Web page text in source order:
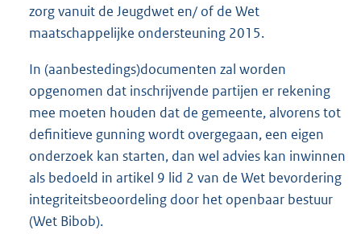
zorg vanuit de Jeugdwet en/ of de Wet
maatschappelijke ondersteuning 2015.
In (aanbestedings)documenten zal worden
opgenomen dat inschrijvende partijen er rekening
mee moeten houden dat de gemeente, alvorens tot
definitieve gunning wordt overgegaan, een eigen
onderzoek kan starten, dan wel advies kan inwinnen
als bedoeld in artikel 9 lid 2 van de Wet bevordering
integriteitsbeoordeling door het openbaar bestuur
(Wet Bibob).